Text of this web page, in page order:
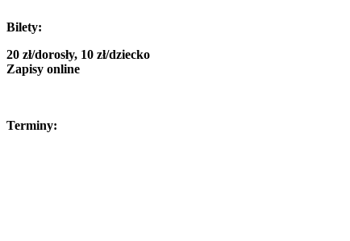
Bilety:
20 zł/dorosły, 10 zł/dziecko
Zapisy online
Terminy: